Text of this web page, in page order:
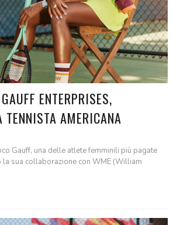
ENTERPRISES,
TENNISTA AMERICANA
Gauff, una delle atlete femminili più pagate
la sua collaborazione con WME (William